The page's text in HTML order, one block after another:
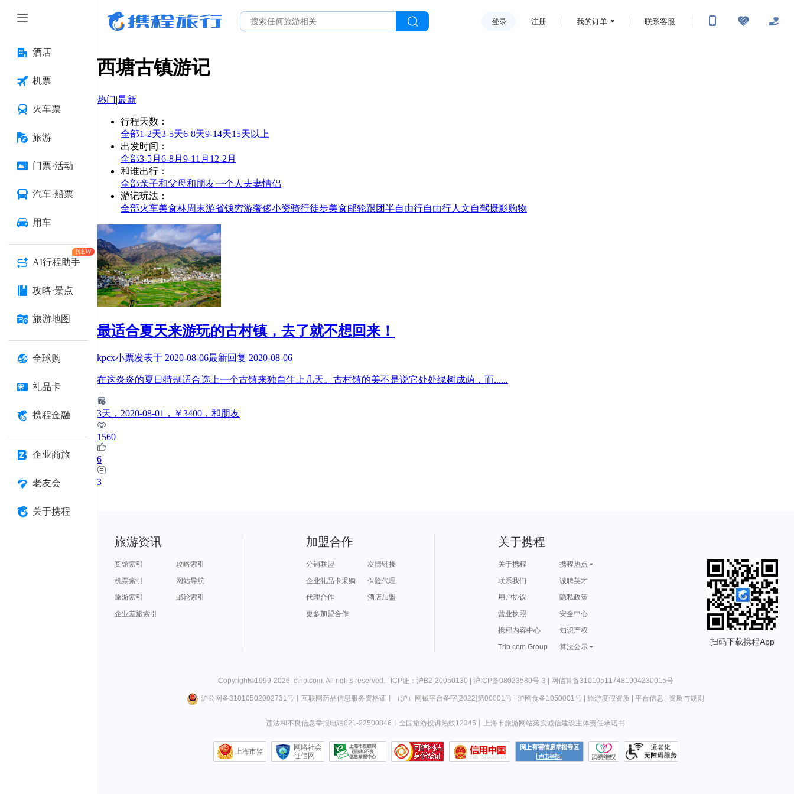
酒店
机票
火车票
旅游
门票·活动
汽车·船票
用车
AI行程助手
NEW
攻略·景点
旅游地图
全球购
礼品卡
携程金融
企业商旅
老友会
关于携程
登录 注册 我的订单 联系客服
西塘古镇游记
热门|最新
行程天数 ：
全部1-2天3-5天6-8天9-14天15天以上
出发时间 ：
全部3-5月 6-8月 9-11月 12-2月
和谁出行 ：
全部亲子和父母和朋友一个人 夫妻情侣
游记玩法 ：
全部火车美食林周末游省钱穷游奢侈小资骑行徒步美食邮轮跟团半自由行自由行人文自驾摄影购物
最适合夏天来游玩的古村镇，去了就不想回来！
kpcx小票发表于 2020-08-06最新回复 2020-08-06
在这炎炎的夏日特别适合选上一个古镇来独自住上几天。古村镇的美不是说它处处绿树成荫，而......
3天 ，2020-08-01 ，￥3400 ，和朋友
1560
6
3
旅游资讯
宾馆索引
攻略索引
机票索引
网站导航
旅游索引
邮轮索引
企业差旅索引
加盟合作
分销联盟
友情链接
企业礼品卡采购
保险代理
代理合作
酒店加盟
更多加盟合作
关于携程
关于携程
携程热点
联系我们
诚聘英才
用户协议
隐私政策
营业执照
安全中心
携程内容中心
知识产权
Trip.com Group
算法公示
扫码下载携程App
Copyright©1999-2026 ctrip.com . All rights reserved. | ICP证：沪B2-20050130 | 沪ICP备08023580号-3 | 网信算备310105117481904230015号
沪公网备31010502002731号丨 互联网药品信息服务资格证 （沪）网械平台备字[2022]第00001号| 沪网食备1050001号| 旅游度假资质| 平台信息 | 资质与规则
违法和不良信息举报电话021-22500846 全国旅游投诉热线12345 上海市旅游网站落实诚信建设主体责任承诺书
上海市监
网络社会
征信网